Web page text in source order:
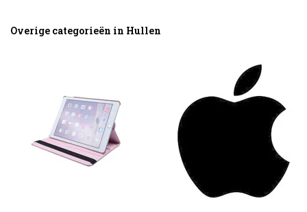
Overige categorieën in Hullen